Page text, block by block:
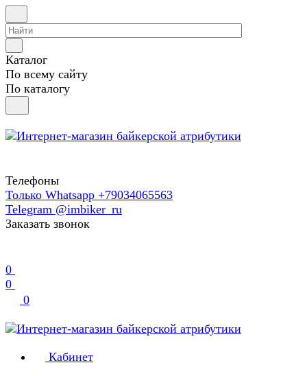
Каталог
По всему сайту
По каталогу
Телефоны
Только Whatsapp +79034065563
Telegram @imbiker_ru
Заказать звонок
0
0
0
Кабинет